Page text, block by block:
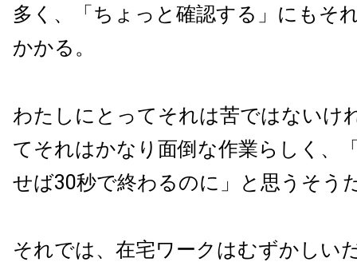
多く、「ちょっと確認する」にもそ
かかる。
わたしにとってそれは苦ではないけ
てそれはかなり面倒な作業らしく、
せば30秒で終わるのに」と思うそう
それでは、在宅ワークはむずかしい